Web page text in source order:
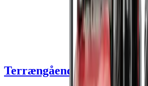
Terrængående gaffeltrucks